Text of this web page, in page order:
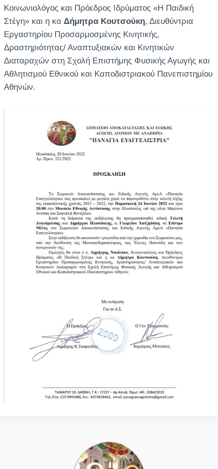
Κοινωνιολόγος και Πρόεδρος Ιδρύματος «Η Παιδική
Στέγη» και η κα Δήμητρα Κουτσούκη, Διευθύντρια
Εργαστηρίου Προσαρμοσμένης Κινητικής,
Δραστηριότητας/ Αναπτυξιακών και Κινητικών
Διαταραχών στη Σχολή Επιστήμης Φυσικής Αγωγής και
Αθλητισμού Εθνικού και Καποδιστριακού Πανεπιστημίου
Αθηνών.